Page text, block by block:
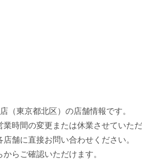
（東京都北区）の店舗情報です。
時間の変更または休業させていた
舗に直接お問い合わせください。
らご確認いただけます。